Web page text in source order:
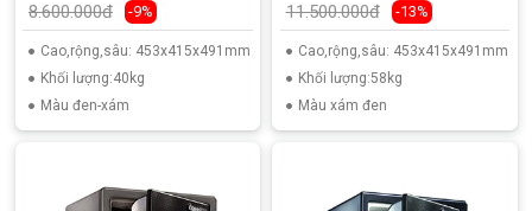
8.600.000đ -9%
Cao,rộng,sâu: 453x415x491mm
Khối lượng:40kg
Màu đen-xám
11.500.000đ -13%
Cao,rộng,sâu: 453x415x491mm
Khối lượng:58kg
Màu xám đen